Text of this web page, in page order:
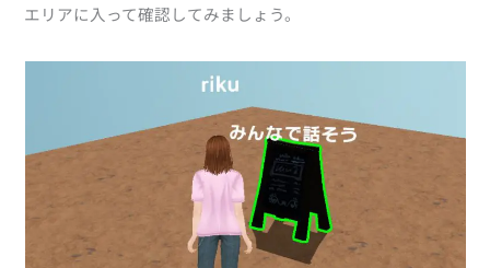
エリアに入って確認してみましょう。